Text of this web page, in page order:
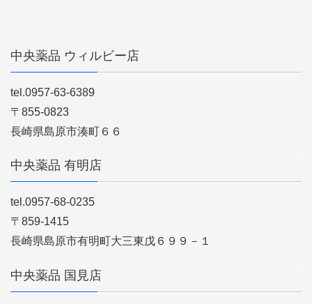
中央薬品 ウィルビー店
tel.0957-63-6389
〒855-0823
長崎県島原市湊町６６
中央薬品 有明店
tel.0957-68-0235
〒859-1415
長崎県島原市有明町大三東戊６９９－１
中央薬品 国見店